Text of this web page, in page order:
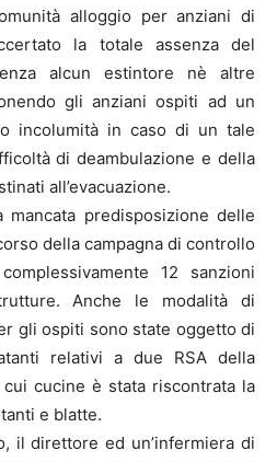
alloggio per anziani di
la totale assenza del
alcun estintore nè altre
gli anziani ospiti ad un
incolumità in caso di un tale
di deambulazione e della
all’evacuazione.
predisposizione delle
della campagna di controllo
12 sanzioni
Anche le modalità di
gli ospiti sono state oggetto di
relativi a due RSA della
cucine è stata riscontrata la
e blatte.
il direttore ed un’infermiera di